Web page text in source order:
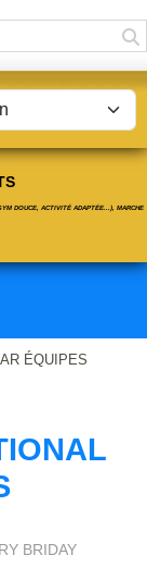
DOUCE, ACTIVITÉ ADAPTÉE...), MARCHE
ÉQUIPES
BRIDAY